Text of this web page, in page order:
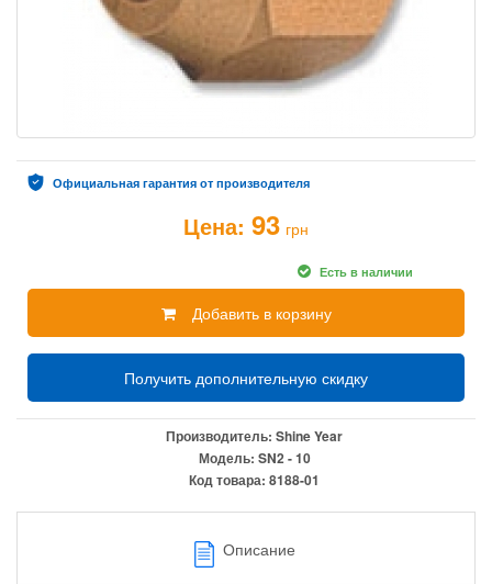
Официальная гарантия от производителя
Цена: 93 грн
Есть в наличии
Добавить в корзину
Получить дополнительную скидку
Производитель: Shine Year
Модель: SN2 - 10
Код товара: 8188-01
Описание